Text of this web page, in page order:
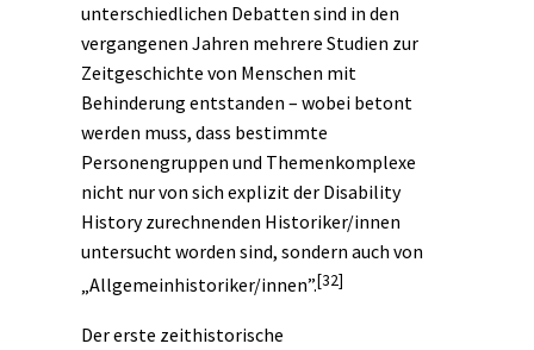
unterschiedlichen Debatten sind in den
vergangenen Jahren mehrere Studien zur
Zeitgeschichte von Menschen mit
Behinderung entstanden – wobei betont
werden muss, dass bestimmte
Personengruppen und Themenkomplexe
nicht nur von sich explizit der Disability
History zurechnenden Historiker/innen
untersucht worden sind, sondern auch von
„Allgemeinhistoriker/innen”.[32]
Der erste zeithistorische